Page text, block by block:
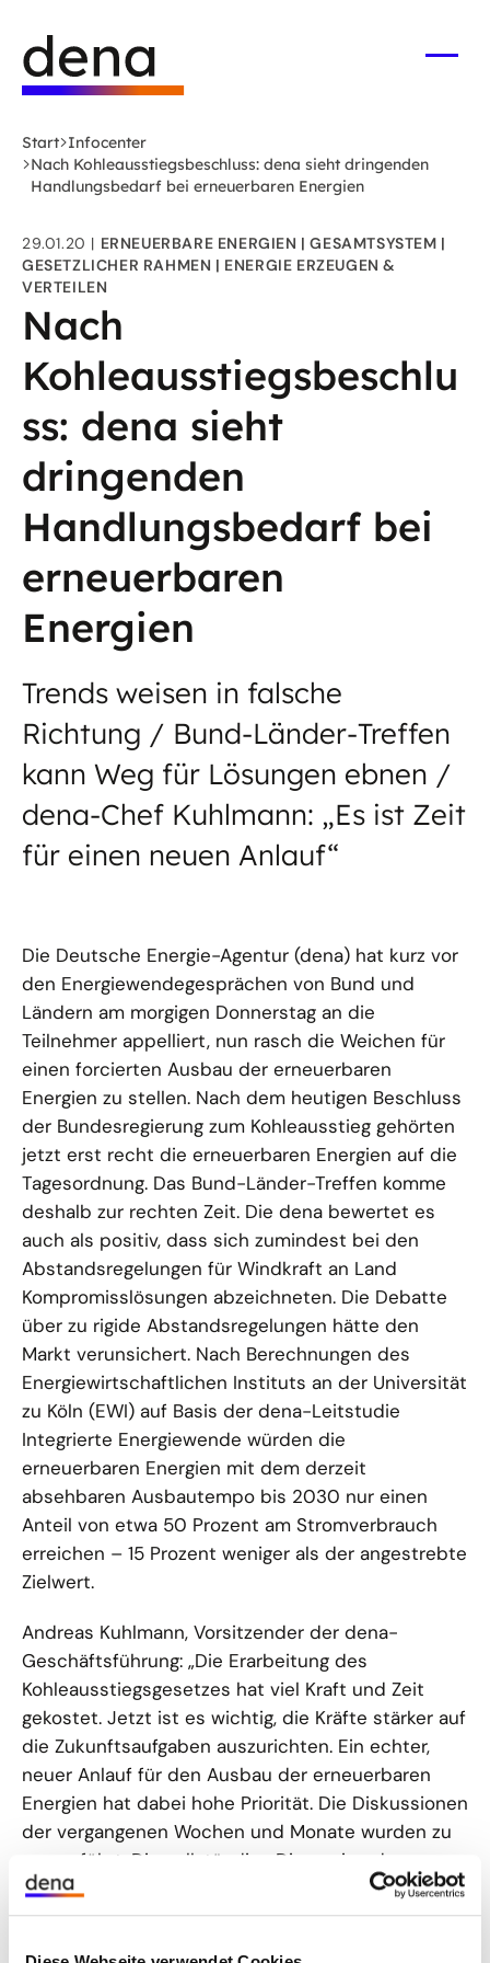
Hauptinhalt
springen
Deutsche
Energie-
Agentur
-
zur
Start Infocenter
Nach Kohleausstiegsbeschluss: dena sieht dringenden
Handlungsbedarf bei erneuerbaren Energien
29.01.20 ERNEUERBARE ENERGIEN
GESAMTSYSTEM
GESETZLICHER RAHMEN
ENERGIE ERZEUGEN &
VERTEILEN
Nach
Kohleausstiegsbeschlu
ss: dena sieht
dringenden
Handlungsbedarf bei
erneuerbaren
Energien
Trends weisen in falsche
Richtung / Bund-Länder-Treffen
kann Weg für Lösungen ebnen /
dena-Chef Kuhlmann: „Es ist Zeit
für einen neuen Anlauf“
Die Deutsche Energie-Agentur (dena) hat kurz vor
den Energiewendegesprächen von Bund und
Ländern am morgigen Donnerstag an die
Teilnehmer appelliert, nun rasch die Weichen für
einen forcierten Ausbau der erneuerbaren
Energien zu stellen. Nach dem heutigen Beschluss
der Bundesregierung zum Kohleausstieg gehörten
jetzt erst recht die erneuerbaren Energien auf die
Tagesordnung. Das Bund-Länder-Treffen komme
deshalb zur rechten Zeit. Die dena bewertet es
auch als positiv, dass sich zumindest bei den
Abstandsregelungen für Windkraft an Land
Kompromisslösungen abzeichneten. Die Debatte
über zu rigide Abstandsregelungen hätte den
Markt verunsichert. Nach Berechnungen des
Energiewirtschaftlichen Instituts an der Universität
zu Köln (EWI) auf Basis der dena-Leitstudie
Integrierte Energiewende würden die
erneuerbaren Energien mit dem derzeit
absehbaren Ausbautempo bis 2030 nur einen
Anteil von etwa 50 Prozent am Stromverbrauch
erreichen – 15 Prozent weniger als der angestrebte
Zielwert.
Andreas Kuhlmann, Vorsitzender der dena-
Geschäftsführung: „Die Erarbeitung des
Kohleausstiegsgesetzes hat viel Kraft und Zeit
gekostet. Jetzt ist es wichtig, die Kräfte stärker auf
die Zukunftsaufgaben auszurichten. Ein echter,
neuer Anlauf für den Ausbau der erneuerbaren
Energien hat dabei hohe Priorität. Die Diskussionen
der vergangenen Wochen und Monate wurden zu
eng geführt. Die vollständige Dimension der
Herausforderung ist dabei zu kurz gekommen. Es
geht um mehr als Abstandsregeln. Es geht darum,